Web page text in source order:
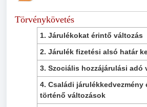
Törvénykövetés
1. Járulékokat érintő változás
2. Járulék fizetési alsó határ
3. Szociális hozzájárulási adó
4. Családi járulékkedvezmény
történő változások